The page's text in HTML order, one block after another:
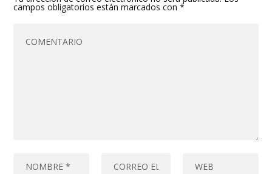
campos obligatorios están marcados con*